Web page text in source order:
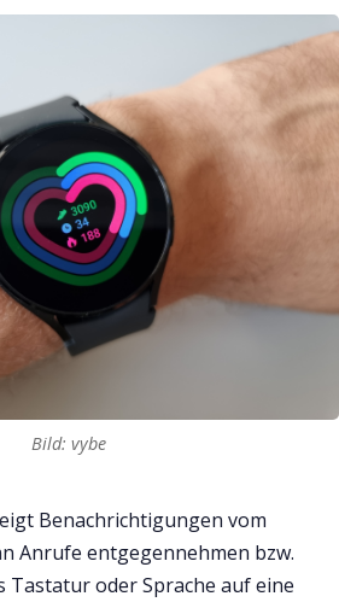
Bild: vybe
Benachrichtigungen vom
Anrufe entgegennehmen bzw.
oder Sprache auf eine